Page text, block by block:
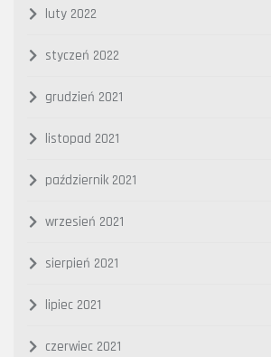
luty 2022
styczeń 2022
grudzień 2021
listopad 2021
październik 2021
wrzesień 2021
sierpień 2021
lipiec 2021
czerwiec 2021